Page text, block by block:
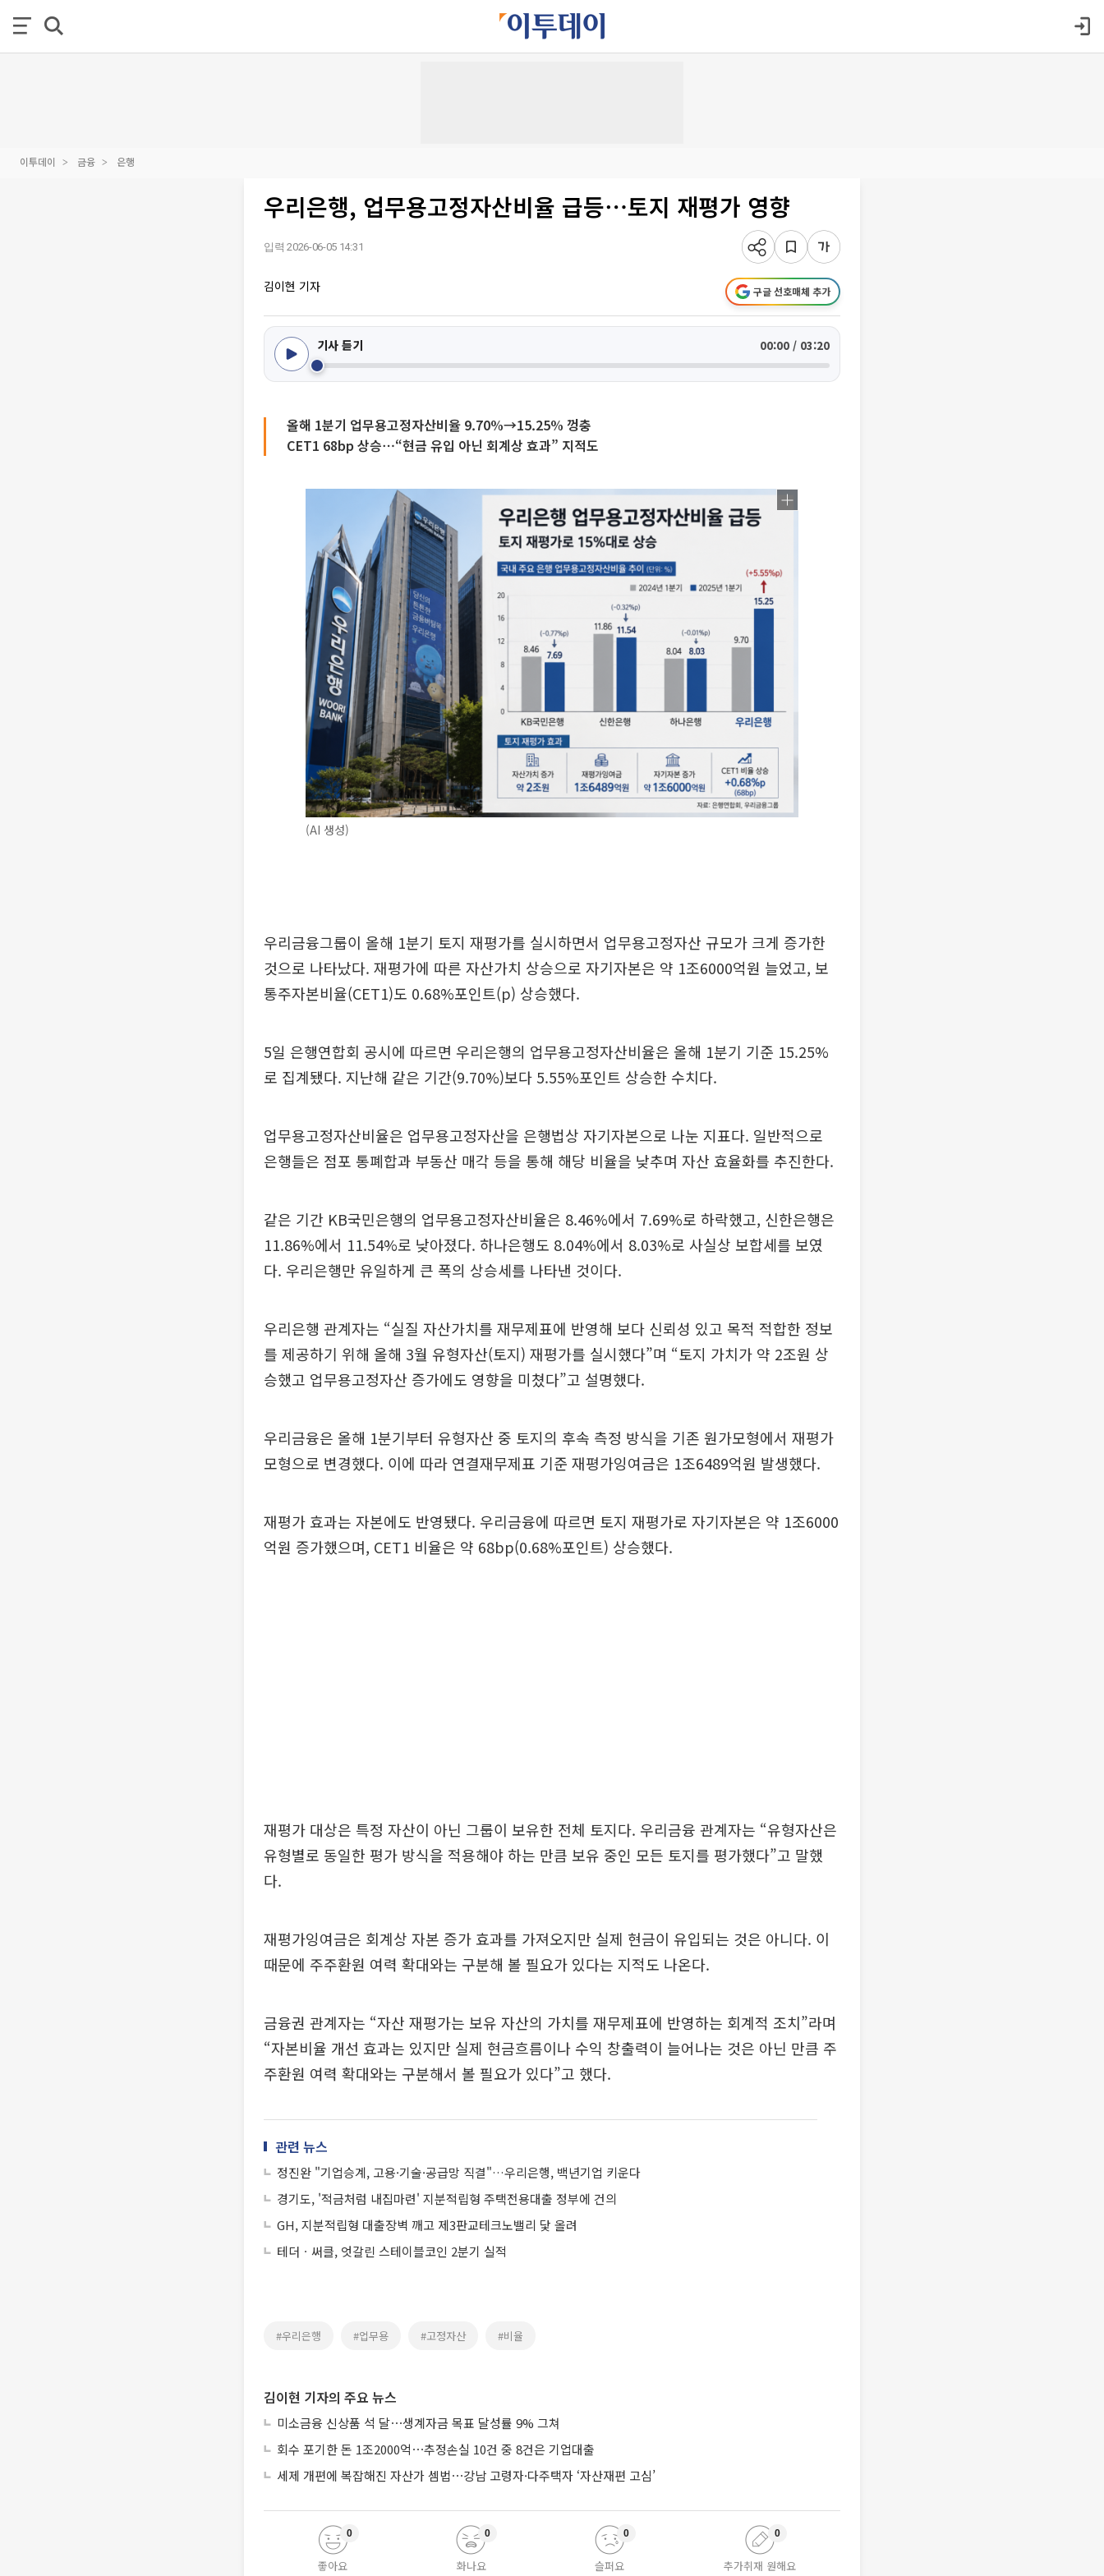
이투데이 금융 은행
우리은행, 업무용고정자산비율 급등⋯토지 재평가 영향
입력 2026-06-05 14:31
김이현 기자 구글 선호매체 추가
기사 듣기 00:00 / 03:20
올해 1분기 업무용고정자산비율 9.70%→15.25% 껑충
CET1 68bp 상승⋯“현금 유입 아닌 회계상 효과” 지적도
(AI 생성)
우리금융그룹이 올해 1분기 토지 재평가를 실시하면서 업무용고정자산 규모가 크게 증가한
것으로 나타났다. 재평가에 따른 자산가치 상승으로 자기자본은 약 1조6000억원 늘었고, 보
통주자본비율(CET1)도 0.68%포인트(p) 상승했다.
5일 은행연합회 공시에 따르면 우리은행의 업무용고정자산비율은 올해 1분기 기준 15.25%
로 집계됐다. 지난해 같은 기간(9.70%)보다 5.55%포인트 상승한 수치다.
업무용고정자산비율은 업무용고정자산을 은행법상 자기자본으로 나눈 지표다. 일반적으로
은행들은 점포 통폐합과 부동산 매각 등을 통해 해당 비율을 낮추며 자산 효율화를 추진한다.
같은 기간 KB국민은행의 업무용고정자산비율은 8.46%에서 7.69%로 하락했고, 신한은행은
11.86%에서 11.54%로 낮아졌다. 하나은행도 8.04%에서 8.03%로 사실상 보합세를 보였
다. 우리은행만 유일하게 큰 폭의 상승세를 나타낸 것이다.
우리은행 관계자는 “실질 자산가치를 재무제표에 반영해 보다 신뢰성 있고 목적 적합한 정보
를 제공하기 위해 올해 3월 유형자산(토지) 재평가를 실시했다”며 “토지 가치가 약 2조원 상
승했고 업무용고정자산 증가에도 영향을 미쳤다”고 설명했다.
우리금융은 올해 1분기부터 유형자산 중 토지의 후속 측정 방식을 기존 원가모형에서 재평가
모형으로 변경했다. 이에 따라 연결재무제표 기준 재평가잉여금은 1조6489억원 발생했다.
재평가 효과는 자본에도 반영됐다. 우리금융에 따르면 토지 재평가로 자기자본은 약 1조6000
억원 증가했으며, CET1 비율은 약 68bp(0.68%포인트) 상승했다.
재평가 대상은 특정 자산이 아닌 그룹이 보유한 전체 토지다. 우리금융 관계자는 “유형자산은
유형별로 동일한 평가 방식을 적용해야 하는 만큼 보유 중인 모든 토지를 평가했다”고 말했
다.
재평가잉여금은 회계상 자본 증가 효과를 가져오지만 실제 현금이 유입되는 것은 아니다. 이
때문에 주주환원 여력 확대와는 구분해 볼 필요가 있다는 지적도 나온다.
금융권 관계자는 “자산 재평가는 보유 자산의 가치를 재무제표에 반영하는 회계적 조치”라며
“자본비율 개선 효과는 있지만 실제 현금흐름이나 수익 창출력이 늘어나는 것은 아닌 만큼 주
주환원 여력 확대와는 구분해서 볼 필요가 있다”고 했다.
관련 뉴스
정진완 "기업승계, 고용·기술·공급망 직결"…우리은행, 백년기업 키운다
경기도, '적금처럼 내집마련' 지분적립형 주택전용대출 정부에 건의
GH, 지분적립형 대출장벽 깨고 제3판교테크노밸리 닻 올려
테더ㆍ써클, 엇갈린 스테이블코인 2분기 실적
#우리은행 #업무용 #고정자산 #비율
김이현 기자의 주요 뉴스
미소금융 신상품 석 달⋯생계자금 목표 달성률 9% 그쳐
회수 포기한 돈 1조2000억⋯추정손실 10건 중 8건은 기업대출
세제 개편에 복잡해진 자산가 셈법⋯강남 고령자·다주택자 ‘자산재편 고심’
좋아요
0
화나요
0
슬퍼요
0
추가취재 원해요
0